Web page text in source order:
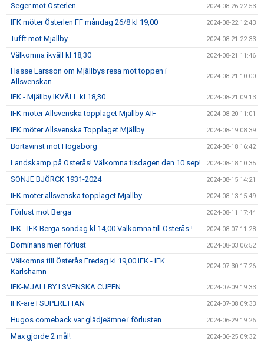
Seger mot Österlen 2024-08-26 22:53
IFK möter Österlen FF måndag 26/8 kl 19,00 2024-08-22 12:43
Tufft mot Mjällby 2024-08-21 22:33
Välkomna ikväll kl 18,30 2024-08-21 11:46
Hasse Larsson om Mjällbys resa mot toppen i
Allsvenskan
2024-08-21 10:00
IFK - Mjällby IKVÄLL kl 18,30 2024-08-21 09:13
IFK möter Allsvenska topplaget Mjällby AIF 2024-08-20 11:01
IFK möter Allsvenska Topplaget Mjällby 2024-08-19 08:39
Bortavinst mot Högaborg 2024-08-18 16:42
Landskamp på Österås! Välkomna tisdagen den 10 sep! 2024-08-18 10:35
SONJE BJÖRCK 1931-2024 2024-08-15 14:21
IFK möter allsvenska topplaget Mjällby 2024-08-13 15:49
Förlust mot Berga 2024-08-11 17:44
IFK - IFK Berga söndag kl 14,00 Välkomna till Österås ! 2024-08-07 11:28
Dominans men förlust 2024-08-03 06:52
Välkomna till Österås Fredag kl 19,00 IFK - IFK
Karlshamn
2024-07-30 17:26
IFK-MJÄLLBY I SVENSKA CUPEN 2024-07-09 19:33
IFK-are I SUPERETTAN 2024-07-08 09:33
Hugos comeback var glädjeämne i förlusten 2024-06-29 19:26
Max gjorde 2 mål! 2024-06-25 09:32